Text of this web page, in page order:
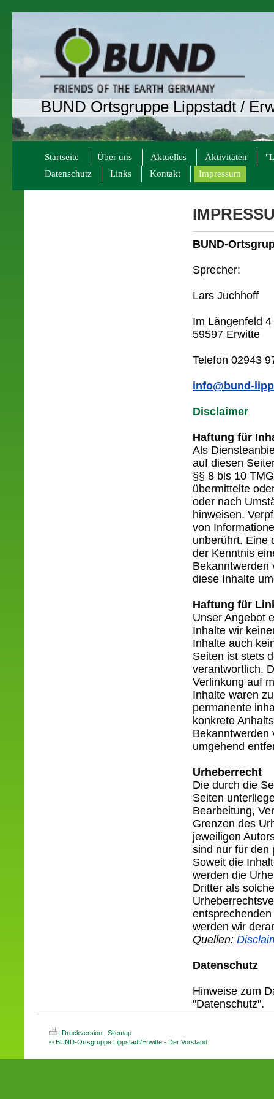
BUND Ortsgruppe Lippstadt /
Startseite Über uns Aktuelles Aktivitäten
Datenschutz
Links Kontakt Impressum
BUND-
Sprecher:
Lars Juchhoff
Im Längenfeld 4
59597 Erwitte
Telefon 02943
info@bund-
Disclaimer
Haftung für
Als
auf diesen
§§ 8 bis 10
übermittelte
oder nach
hinweisen.
von
unberührt. Eine
der Kenntnis
Bekanntwerden
diese Inhalte
Haftung für
Unser Angebot
Inhalte wir
Inhalte auch
Seiten ist stets
verantwortlich.
Verlinkung auf
Inhalte waren
permanente
konkrete
Bekanntwerden
umgehend
Urheberrecht
Die durch die
Seiten
Bearbeitung,
Grenzen des
jeweiligen
sind nur für den
Soweit die
werden die
Dritter als
werden wir
Quellen:
Datenschutz
Hinweise zum
"Datenschutz".
Druckversion | Sitemap
© BUND-Ortsgruppe Lippstadt/Erwitte - Der Vorstand